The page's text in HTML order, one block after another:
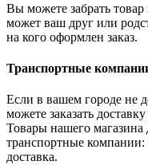
Вы можете забрать
может ваш друг или
на кого оформлен заказ.
Транспортные
Если в вашем городе не
можете заказать
Товары нашего магазина
транспортные
доставка.